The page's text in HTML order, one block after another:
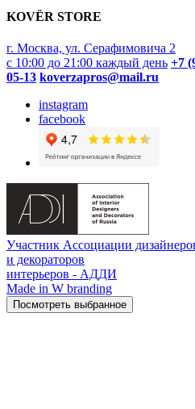
KOVËR STORE
г. Москва, ул. Серафимовича 2
с 10:00 до 21:00 каждый день +7
05-13 koverzapros@mail.ru
instagram
facebook
Участник Ассоциации
и декораторов
интерьеров - АДДИ
Made in W branding
Посмотреть выбранное